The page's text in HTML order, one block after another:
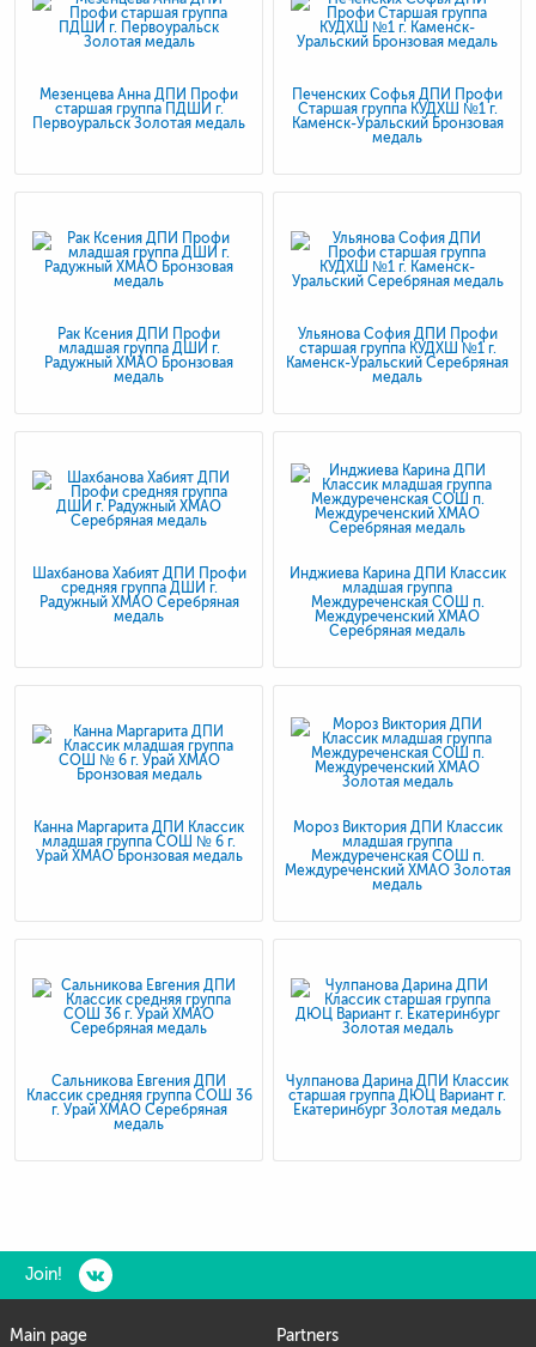
Мезенцева Анна ДПИ Профи
старшая группа ПДШИ г.
Первоуральск Золотая медаль
Печенских Софья ДПИ Профи
Старшая группа КУДХШ №1 г.
Каменск-Уральский Бронзовая
медаль
Рак Ксения ДПИ Профи
младшая группа ДШИ г.
Радужный ХМАО Бронзовая
медаль
Ульянова София ДПИ Профи
старшая группа КУДХШ №1 г.
Каменск-Уральский Серебряная
медаль
Шахбанова Хабият ДПИ Профи
средняя группа ДШИ г.
Радужный ХМАО Серебряная
медаль
Инджиева Карина ДПИ Классик
младшая группа
Междуреченская СОШ п.
Междуреченский ХМАО
Серебряная медаль
Канна Маргарита ДПИ Классик
младшая группа СОШ № 6 г.
Урай ХМАО Бронзовая медаль
Мороз Виктория ДПИ Классик
младшая группа
Междуреченская СОШ п.
Междуреченский ХМАО Золотая
медаль
Сальникова Евгения ДПИ
Классик средняя группа СОШ 36
г. Урай ХМАО Серебряная
медаль
Чулпанова Дарина ДПИ Классик
старшая группа ДЮЦ Вариант г.
Екатеринбург Золотая медаль
Join!
Main page Partners